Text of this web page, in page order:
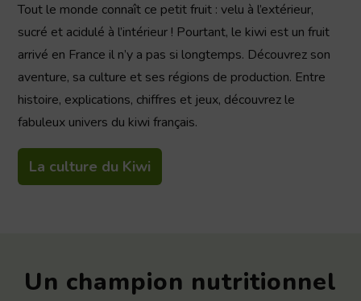
Tout le monde connaît ce petit fruit : velu à l’extérieur,
sucré et acidulé à l’intérieur ! Pourtant, le kiwi est un fruit
arrivé en France il n’y a pas si longtemps. Découvrez son
aventure, sa culture et ses régions de production. Entre
histoire, explications, chiffres et jeux, découvrez le
fabuleux univers du kiwi français.
La culture du Kiwi
Un champion nutritionnel